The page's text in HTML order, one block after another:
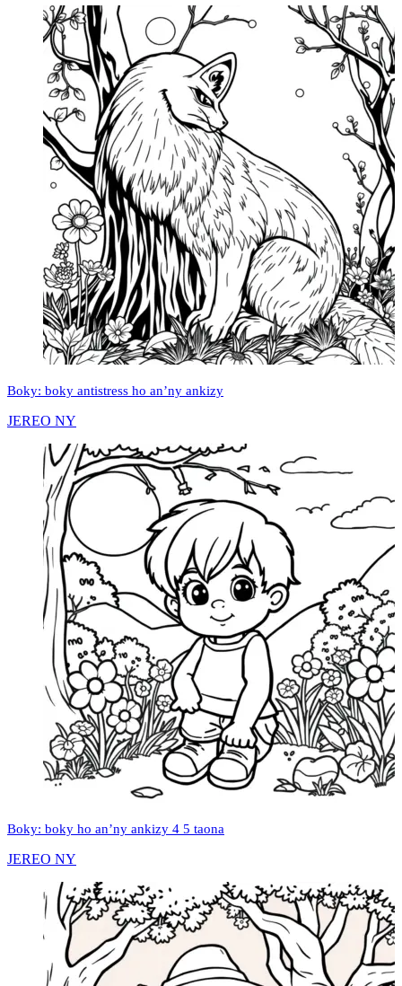
Boky: boky antistress ho an’ny ankizy
JEREO NY
Boky: boky ho an’ny ankizy 4 5 taona
JEREO NY